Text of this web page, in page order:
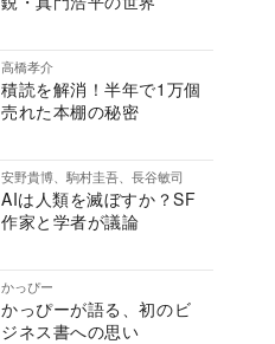
高橋孝介
積読を解消！半年で1万個
売れた本棚の秘密
安野貴博、駒村圭吾、長谷敏司
AIは人類を滅ぼすか？SF
作家と学者が議論
かっぴー
かっぴーが語る、初のビ
ジネス書への思い